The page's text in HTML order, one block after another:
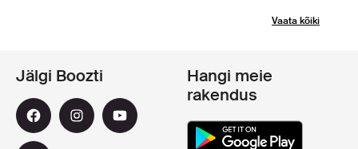
Vaata kõiki
Jälgi Boozti
Hangi meie
rakendus